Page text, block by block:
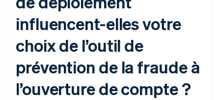
influencent-elles votre
choix de l’outil de
prévention de la fraude à
l’ouverture de compte ?